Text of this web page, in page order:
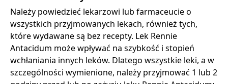
Należy powiedzieć lekarzowi lub farmaceucie o
wszystkich przyjmowanych lekach, również tych,
które wydawane są bez recepty. Lek Rennie
Antacidum może wpływać na szybkość i stopień
wchłaniania innych leków. Dlatego wszystkie leki, a w
szczególności wymienione, należy przyjmować 1 lub 2